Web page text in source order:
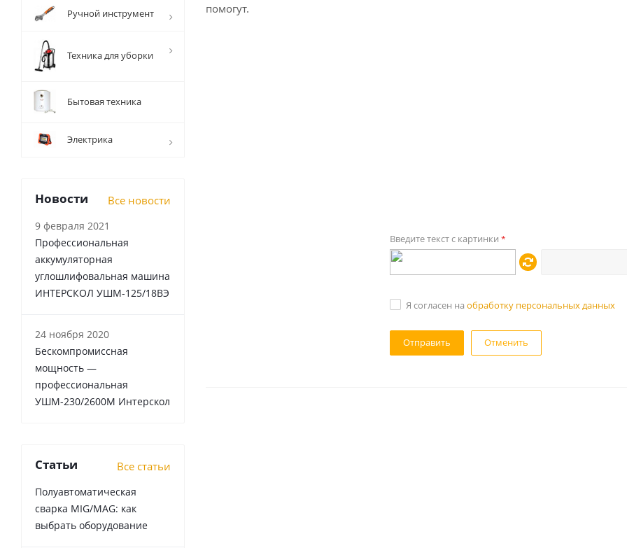
помогут.
Введите текст с картинки *
Я согласен на обработку персональных данных
Отменить
Ручной инструмент
Техника для уборки
Бытовая техника
Электрика
Новости Все новости
9 февраля 2021
Профессиональная
аккумуляторная
углошлифовальная машина
ИНТЕРСКОЛ УШМ-125/18ВЭ
24 ноября 2020
Бескомпромиссная
мощность —
профессиональная
УШМ-230/2600М Интерскол
Статьи Все статьи
Полуавтоматическая
сварка MIG/MAG: как
выбрать оборудование